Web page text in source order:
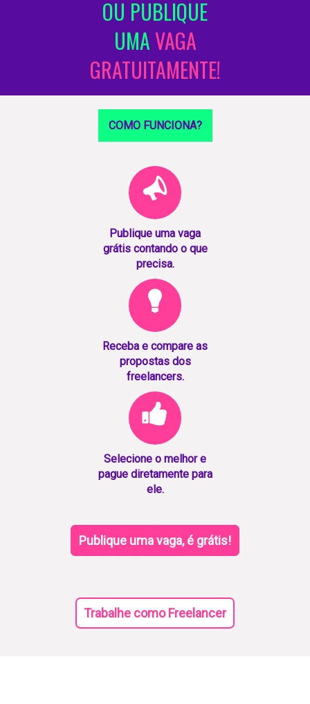
OU PUBLIQUE
UMAVAGA
GRATUITAMENTE!
COMO FUNCIONA?
Publique uma vaga
grátis contando o que
precisa.
Receba e compare as
propostas dos
freelancers.
Selecione o melhor e
pague diretamente para
ele.
Publique uma vaga, é grátis!
Trabalhe como Freelancer